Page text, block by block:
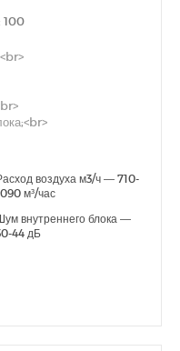
100
воздуха м3/ч — 710-
м³/час
внутреннего блока —
44 дБ